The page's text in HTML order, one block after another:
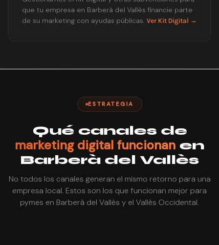
que tu empresa en Barberà del Vallès financie parte
de su marketing con ayudas públicas. Ver Kit Digital →
ESTRATEGIA
Qué canales de
marketing digital funcionan en
Barberà del Vallès
No todos los canales generan el mismo retorno para una
empresa local. Estos son los que funcionan mejor para
pymes en Barberà del Vallès y el Vallès Occidental.